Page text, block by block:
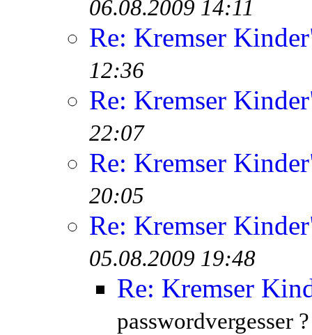
06.08.2009 14:11
Re: Kremser
12:36
Re: Kremser
22:07
Re: Kremser
20:05
Re: Kremser
05.08.2009 19:48
Re: Kremser
passwordvergesser